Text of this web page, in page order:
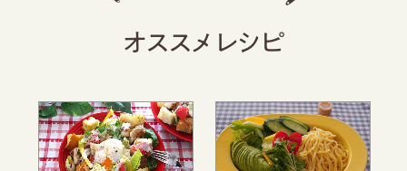
オススメレシピ